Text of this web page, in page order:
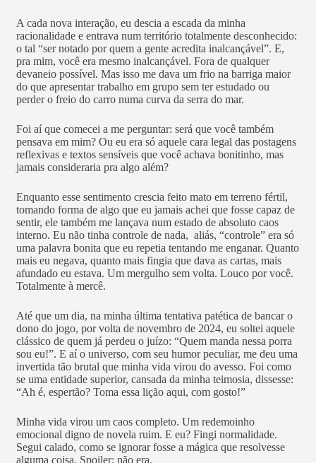
A cada nova interação, eu descia a escada da minha
racionalidade e entrava num território totalmente desconhecido:
o tal “ser notado por quem a gente acredita inalcançável”. E,
pra mim, você era mesmo inalcançável. Fora de qualquer
devaneio possível. Mas isso me dava um frio na barriga maior
do que apresentar trabalho em grupo sem ter estudado ou
perder o freio do carro numa curva da serra do mar.
Foi aí que comecei a me perguntar: será que você também
pensava em mim? Ou eu era só aquele cara legal das postagens
reflexivas e textos sensíveis que você achava bonitinho, mas
jamais consideraria pra algo além?
Enquanto esse sentimento crescia feito mato em terreno fértil,
tomando forma de algo que eu jamais achei que fosse capaz de
sentir, ele também me lançava num estado de absoluto caos
interno. Eu não tinha controle de nada, aliás, “controle” era só
uma palavra bonita que eu repetia tentando me enganar. Quanto
mais eu negava, quanto mais fingia que dava as cartas, mais
afundado eu estava. Um mergulho sem volta. Louco por você.
Totalmente à mercê.
Até que um dia, na minha última tentativa patética de bancar o
dono do jogo, por volta de novembro de 2024, eu soltei aquele
clássico de quem já perdeu o juízo: “Quem manda nessa porra
sou eu!”. E aí o universo, com seu humor peculiar, me deu uma
invertida tão brutal que minha vida virou do avesso. Foi como
se uma entidade superior, cansada da minha teimosia, dissesse:
“Ah é, espertão? Toma essa lição aqui, com gosto!”
Minha vida virou um caos completo. Um redemoinho
emocional digno de novela ruim. E eu? Fingi normalidade.
Segui calado, como se ignorar fosse a mágica que resolvesse
alguma coisa. Spoiler: não era.